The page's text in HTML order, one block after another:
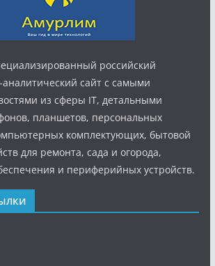
российский
сайт с самыми
из сферы IT, детальными
планшетов, персональных
комплектующих, бытовой
для ремонта, сада и огорода,
и периферийных устройств.